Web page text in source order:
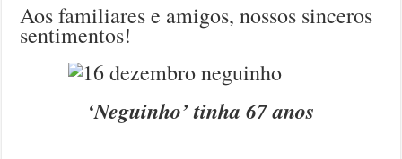
Aos familiares e amigos, nossos sinceros
sentimentos!
‘Neguinho’ tinha 67 anos